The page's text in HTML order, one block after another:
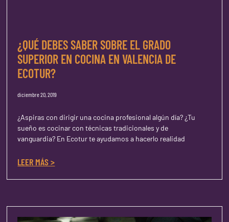
¿QUÉ DEBES SABER SOBRE EL GRADO
SUPERIOR EN COCINA EN VALENCIA DE
ECOTUR?
diciembre 20, 2019
¿Aspiras con dirigir una cocina profesional algún día? ¿Tu
sueño es cocinar con técnicas tradicionales y de
vanguardia? En Ecotur te ayudamos a hacerlo realidad
LEER MÁS >